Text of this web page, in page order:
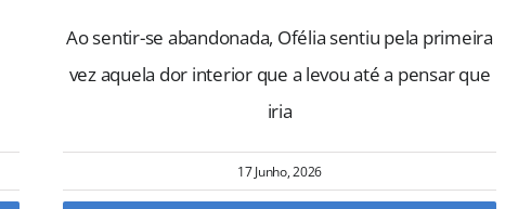
Ao sentir-se abandonada, Ofélia sentiu pela primeira
vez aquela dor interior que a levou até a pensar que
iria
17 Junho, 2026